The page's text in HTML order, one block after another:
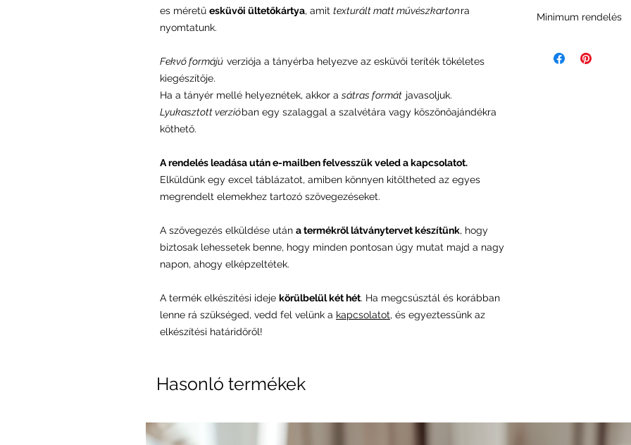
es méretű esküvői ültetőkártya, amit texturált matt művészkartonra
nyomtatunk.
Fekvő formájú verziója a tányérba helyezve az esküvői teríték tökéletes
kiegészítője.
Ha a tányér mellé helyeznétek, akkor a sátras formát javasoljuk.
Lyukasztott verzióban egy szalaggal a szalvétára vagy köszönőajándékra
köthető.
A rendelés leadása után e-mailben felvesszük veled a kapcsolatot.
Elküldünk egy excel táblázatot, amiben könnyen kitöltheted az egyes
megrendelt elemekhez tartozó szövegezéseket.
A szövegezés elküldése után a termékről látványtervet készítünk, hogy
biztosak lehessetek benne, hogy minden pontosan úgy mutat majd a nagy
napon, ahogy elképzeltétek.
A termék elkészítési ideje körülbelül két hét. Ha megcsúsztál és korábban
lenne rá szükséged, vedd fel velünk a kapcsolatot, és egyeztessünk az
elkészítési határidőről!
Minimum rendelés
minket abban,
Hasonló termékek